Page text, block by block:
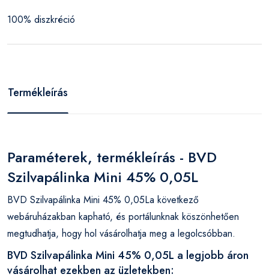
100% diszkréció
Termékleírás
Paraméterek, termékleírás - BVD
Szilvapálinka Mini 45% 0,05L
BVD Szilvapálinka Mini 45% 0,05La következő
webáruházakban kapható, és portálunknak köszönhetően
megtudhatja, hogy hol vásárolhatja meg a legolcsóbban.
BVD Szilvapálinka Mini 45% 0,05L a legjobb áron
vásárolhat ezekben az üzletekben: